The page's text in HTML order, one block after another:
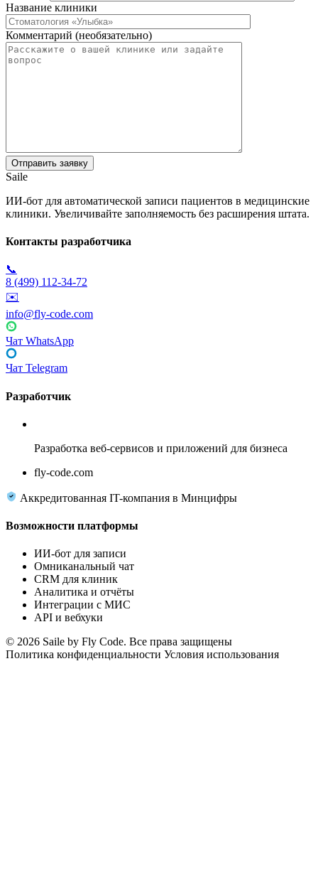
Название клиники
Комментарий (необязательно)
Saile
ИИ-бот для автоматической записи пациентов в медицинские
клиники. Увеличивайте заполняемость без расширения штата.
Контакты разработчика
📞
8 (499) 112-34-72
✉️
info@fly-code.com
Чат WhatsApp
Чат Telegram
Разработчик
Разработка веб-сервисов и приложений для бизнеса
fly-code.com
Аккредитованная IT-компания в Минцифры
Возможности платформы
ИИ-бот для записи
Омниканальный чат
CRM для клиник
Аналитика и отчёты
Интеграции с МИС
API и вебхуки
© 2026 Saile by Fly Code. Все права защищены
Политика конфиденциальности Условия использования